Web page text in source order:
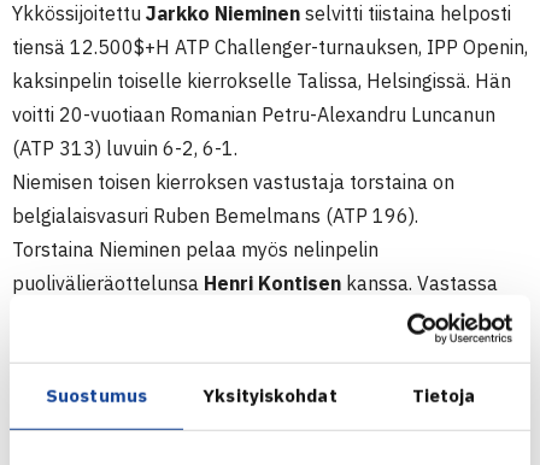
Suostumus Yksityiskohdat Tietoja
Ykkössijoitettu Jarkko Nieminen selvitti tiistaina helposti
tiensä 12.500$+H ATP Challenger-turnauksen, IPP Openin,
kaksinpelin toiselle kierrokselle Talissa, Helsingissä. Hän
voitti 20-vuotiaan Romanian Petru-Alexandru Luncanun
(ATP 313) luvuin 6-2, 6-1.
Niemisen toisen kierroksen vastustaja torstaina on
belgialaisvasuri Ruben Bemelmans (ATP 196).
Torstaina Nieminen pelaa myös nelinpelin
puolivälieräottelunsa Henri Kontisen kanssa. Vastassa
ovat Australian Rameez Junaid ja Italina Alessandro Motti.
Harri Heliövaara/Henri Laaksonen,
sen sijaan joutui taipumaan neljänneksi sijoitetuille